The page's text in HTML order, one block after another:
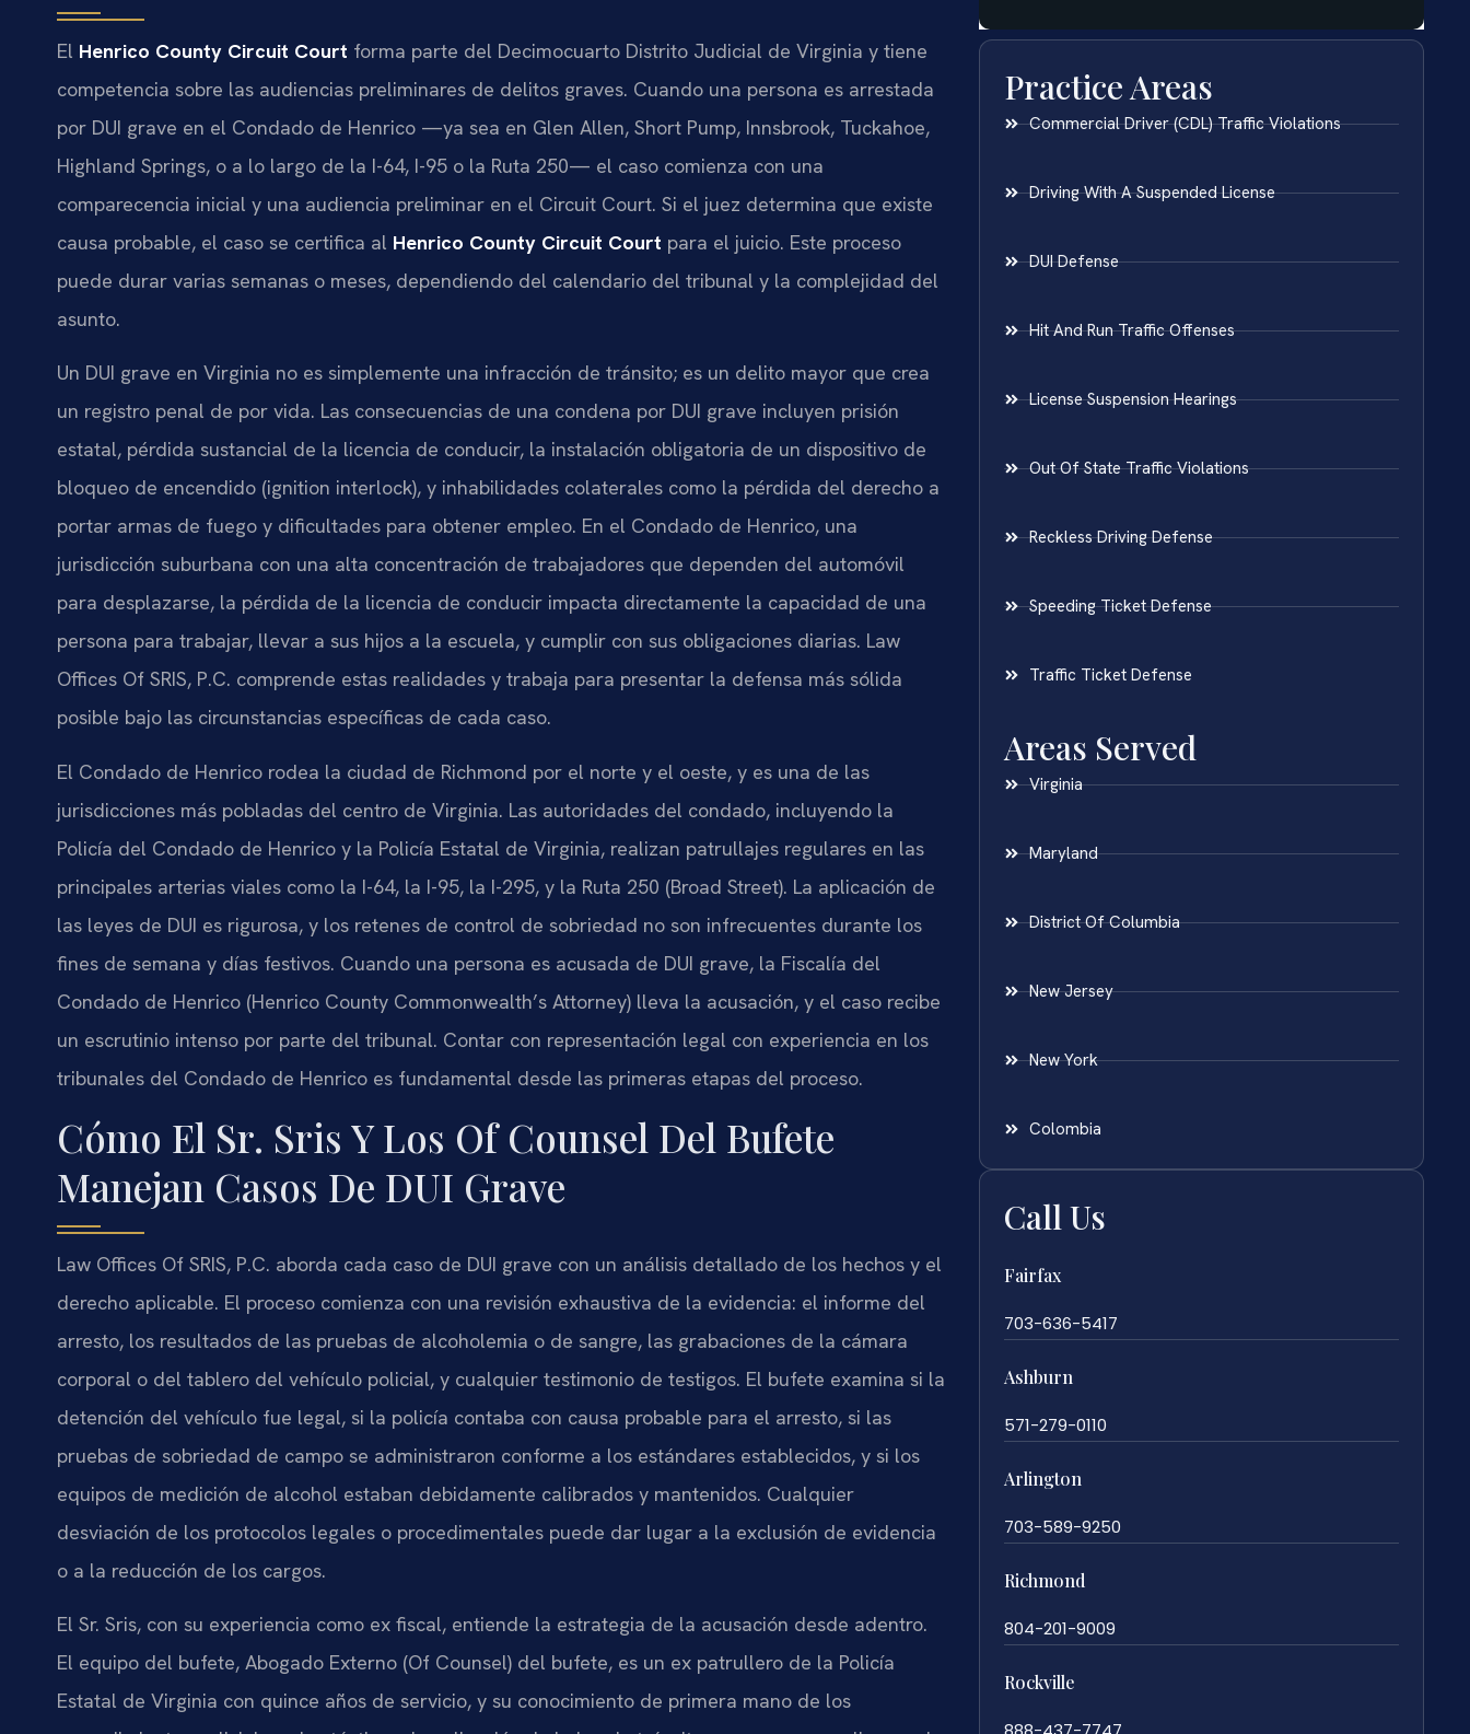
El Henrico County Circuit Court forma parte del Decimocuarto Distrito Judicial de Virginia y tiene
competencia sobre las audiencias preliminares de delitos graves. Cuando una persona es arrestada
por DUI grave en el Condado de Henrico —ya sea en Glen Allen, Short Pump, Innsbrook, Tuckahoe,
Highland Springs, o a lo largo de la I-64, I-95 o la Ruta 250— el caso comienza con una
comparecencia inicial y una audiencia preliminar en el Circuit Court. Si el juez determina que existe
causa probable, el caso se certifica al Henrico County Circuit Court para el juicio. Este proceso
puede durar varias semanas o meses, dependiendo del calendario del tribunal y la complejidad del
asunto.
Un DUI grave en Virginia no es simplemente una infracción de tránsito; es un delito mayor que crea
un registro penal de por vida. Las consecuencias de una condena por DUI grave incluyen prisión
estatal, pérdida sustancial de la licencia de conducir, la instalación obligatoria de un dispositivo de
bloqueo de encendido (ignition interlock), y inhabilidades colaterales como la pérdida del derecho a
portar armas de fuego y dificultades para obtener empleo. En el Condado de Henrico, una
jurisdicción suburbana con una alta concentración de trabajadores que dependen del automóvil
para desplazarse, la pérdida de la licencia de conducir impacta directamente la capacidad de una
persona para trabajar, llevar a sus hijos a la escuela, y cumplir con sus obligaciones diarias. Law
Offices Of SRIS, P.C. comprende estas realidades y trabaja para presentar la defensa más sólida
posible bajo las circunstancias específicas de cada caso.
El Condado de Henrico rodea la ciudad de Richmond por el norte y el oeste, y es una de las
jurisdicciones más pobladas del centro de Virginia. Las autoridades del condado, incluyendo la
Policía del Condado de Henrico y la Policía Estatal de Virginia, realizan patrullajes regulares en las
principales arterias viales como la I-64, la I-95, la I-295, y la Ruta 250 (Broad Street). La aplicación de
las leyes de DUI es rigurosa, y los retenes de control de sobriedad no son infrecuentes durante los
fines de semana y días festivos. Cuando una persona es acusada de DUI grave, la Fiscalía del
Condado de Henrico (Henrico County Commonwealth’s Attorney) lleva la acusación, y el caso recibe
un escrutinio intenso por parte del tribunal. Contar con representación legal con experiencia en los
tribunales del Condado de Henrico es fundamental desde las primeras etapas del proceso.
Cómo El Sr. Sris Y Los Of Counsel Del Bufete
Manejan Casos De DUI Grave
Law Offices Of SRIS, P.C. aborda cada caso de DUI grave con un análisis detallado de los hechos y el
derecho aplicable. El proceso comienza con una revisión exhaustiva de la evidencia: el informe del
arresto, los resultados de las pruebas de alcoholemia o de sangre, las grabaciones de la cámara
corporal o del tablero del vehículo policial, y cualquier testimonio de testigos. El bufete examina si la
detención del vehículo fue legal, si la policía contaba con causa probable para el arresto, si las
pruebas de sobriedad de campo se administraron conforme a los estándares establecidos, y si los
equipos de medición de alcohol estaban debidamente calibrados y mantenidos. Cualquier
desviación de los protocolos legales o procedimentales puede dar lugar a la exclusión de evidencia
o a la reducción de los cargos.
El Sr. Sris, con su experiencia como ex fiscal, entiende la estrategia de la acusación desde adentro.
El equipo del bufete, Abogado Externo (Of Counsel) del bufete, es un ex patrullero de la Policía
Estatal de Virginia con quince años de servicio, y su conocimiento de primera mano de los
Practice Areas
Commercial Driver (CDL) Traffic Violations
Driving With A Suspended License
DUI Defense
Hit And Run Traffic Offenses
License Suspension Hearings
Out Of State Traffic Violations
Reckless Driving Defense
Speeding Ticket Defense
Traffic Ticket Defense
Areas Served
Virginia
Maryland
District Of Columbia
New Jersey
New York
Colombia
Call Us
Fairfax
703-636-5417
Ashburn
571-279-0110
Arlington
703-589-9250
Richmond
804-201-9009
Rockville